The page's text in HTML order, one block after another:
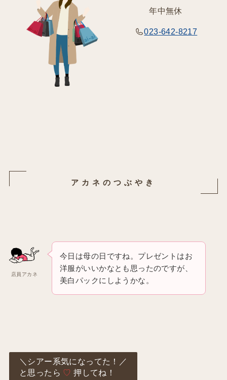
年中無休
023-642-8217
アカネのつぶやき
店員アカネ
今日は母の日ですね。プレゼントはお
洋服がいいかなとも思ったのですが、
美白パックにしようかな。
＼シアー系気になってた！／
と思ったら ♡ 押してね！